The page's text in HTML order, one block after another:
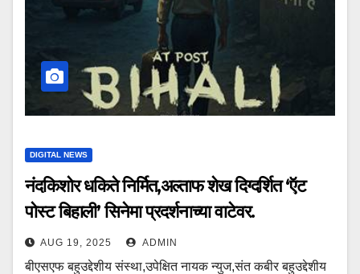
DIGITAL NEWS
नंदकिशोर धकिते निर्मित,अल्ताफ शेख दिग्दर्शित ‘ऍट
पोस्ट बिहाली’ सिनेमा प्रदर्शनाच्या वाटेवर.
AUG 19, 2025 ADMIN
बीएसएफ बहुउद्देशीय संस्था,उपेक्षित नायक न्युज,संत कबीर बहुउद्देशीय